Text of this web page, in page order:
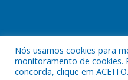
Todos os
Nós usamos cookies para
monitoramento de cookies.
concorda, clique em ACEITO.